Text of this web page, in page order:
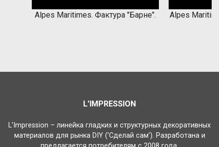
Alpes Maritimes. Фактура "Барне". Alpes
L'IMPRESSION
L'Impression – линейка гладких и структурных декоративных
материалов для рынка DIY (’Сделай сам’). Разработана и